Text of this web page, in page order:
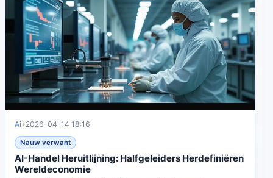
Ai• 2026-04-14 18:16
Nauw verwant
AI-Handel Heruitlijning: Halfgeleiders Herdefiniëren
Wereldeconomie